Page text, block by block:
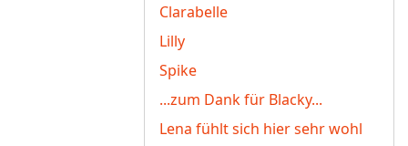
Clarabelle
Lilly
Spike
...zum Dank für Blacky...
Lena fühlt sich hier sehr wohl